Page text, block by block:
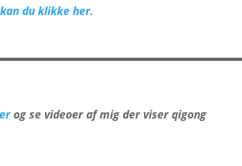
kan du klikke her.
og se videoer af mig der viser qigong